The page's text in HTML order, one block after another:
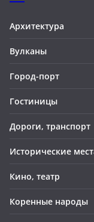
Архитектура
Вулканы
Город-порт
Гостиницы
Дороги, транспорт
Исторические
Кино, театр
Коренные народы